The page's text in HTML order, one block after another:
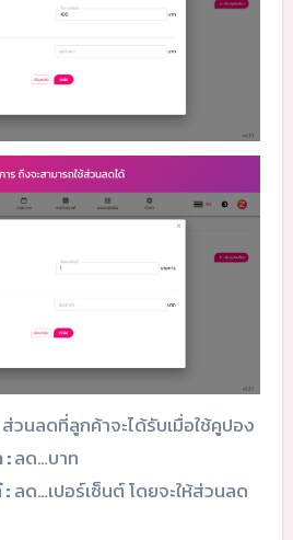
วนลดที่ลูกค้าจะได้รับเมื่อใช้คูปอง
:ลด…บาท
:ลด…เปอร์เซ็นต์ โดยจะให้ส่วนลด